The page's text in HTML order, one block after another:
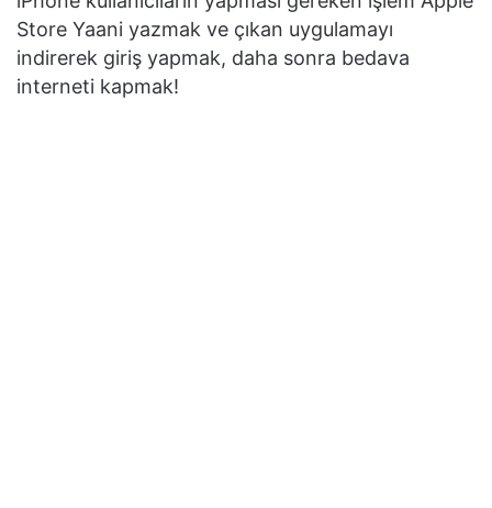
Store Yaani yazmak ve çıkan uygulamayı
indirerek giriş yapmak, daha sonra bedava
interneti kapmak!